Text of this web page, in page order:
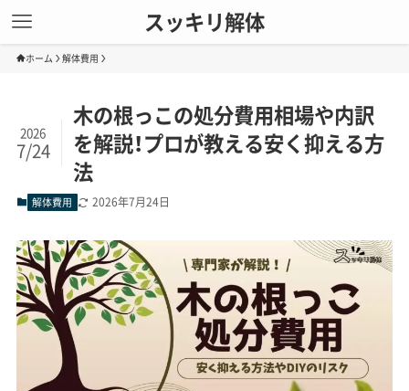
スッキリ解体
ホーム 解体費用
木の根っこの処分費用相場や内訳
を解説！プロが教える安く抑える方
法
2026
7/24
解体費用 2026年7月24日